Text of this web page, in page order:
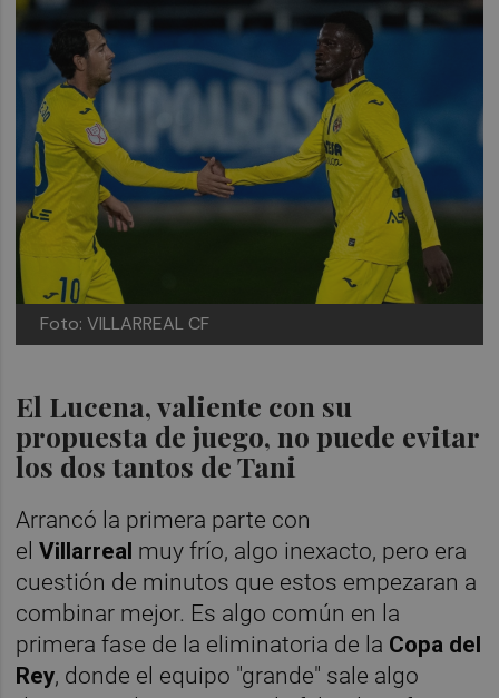
Foto: VILLARREAL CF
El Lucena, valiente con su
propuesta de juego, no puede evitar
los dos tantos de Tani
Arrancó la primera parte con
elVillarreal muy frío, algo inexacto, pero era
cuestión de minutos que estos empezaran a
combinar mejor. Es algo común en la
primera fase de la eliminatoria de la Copa del
Rey, donde el equipo "grande" sale algo